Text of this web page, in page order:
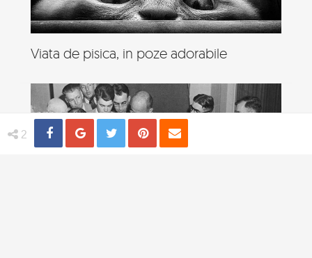
2 Share Distribuie
Tweet Pin
Viata de pisica, in poze adorabile